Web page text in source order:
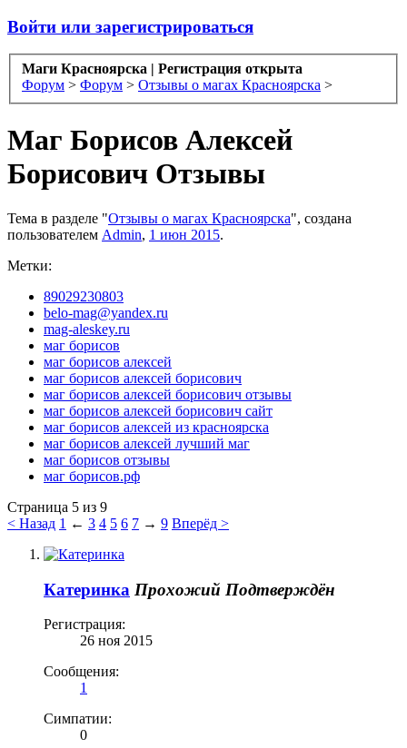
Войти или зарегистрироваться
Маги Красноярска | Регистрация открыта
Форум > Форум > Отзывы о магах Красноярска >
Маг Борисов Алексей
Борисович Отзывы
Тема в разделе "Отзывы о магах Красноярска", создана
пользователем Admin, 1 июн 2015.
Метки:
89029230803
belo-mag@yandex.ru
mag-aleskey.ru
маг борисов
маг борисов алексей
маг борисов алексей борисович
маг борисов алексей борисович отзывы
маг борисов алексей борисович сайт
маг борисов алексей из красноярска
маг борисов алексей лучший маг
маг борисов отзывы
маг борисов.рф
Страница 5 из 9
< Назад 1 ← 3 4 5 6 7 → 9 Вперёд >
Катеринка Прохожий Подтверждён
Регистрация:
26 ноя 2015
Сообщения:
1
Симпатии:
0